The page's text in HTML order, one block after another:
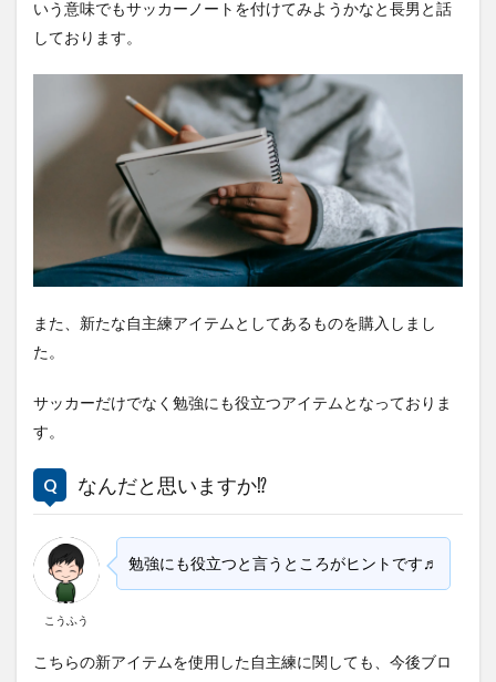
いう意味でもサッカーノートを付けてみようかなと長男と話
しております。
また、新たな自主練アイテムとしてあるものを購入しまし
た。
サッカーだけでなく勉強にも役立つアイテムとなっておりま
す。
なんだと思いますか⁉
こうふう
勉強にも役立つと言うところがヒントです♬
こちらの新アイテムを使用した自主練に関しても、今後ブロ